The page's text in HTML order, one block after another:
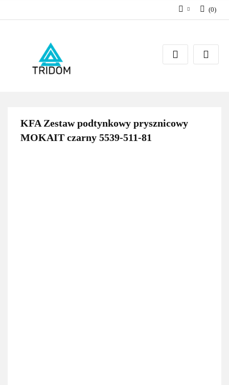
Dodaj zgłoszenie
(0)
KFA Zestaw podtynkowy prysznicowy
MOKAIT czarny 5539-511-81